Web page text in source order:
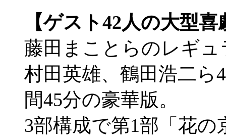
【ゲスト42人の大型喜
藤田まことらのレギ
村田英雄、鶴田浩二ら
間45分の豪華版。
3部構成で第1部「花